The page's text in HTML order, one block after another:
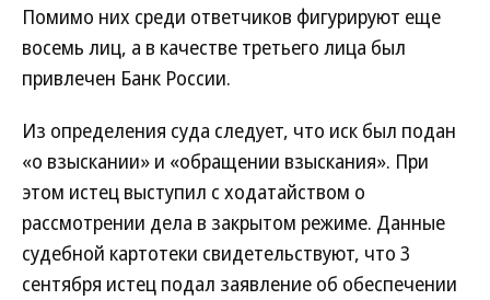
Помимо них среди ответчиков фигурируют еще
восемь лиц, а в качестве третьего лица был
привлечен Банк России.
Из определения суда следует, что иск был подан
«о взыскании» и «обращении взыскания». При
этом истец выступил с ходатайством о
рассмотрении дела в закрытом режиме. Данные
судебной картотеки свидетельствуют, что 3
сентября истец подал заявление об обеспечении